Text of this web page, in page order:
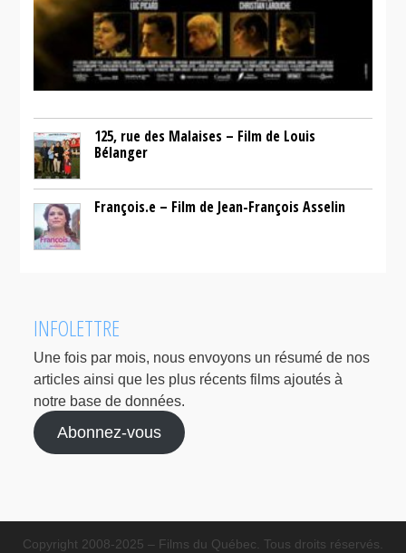
125, rue des Malaises – Film de Louis
Bélanger
François.e – Film de Jean-François Asselin
INFOLETTRE
Une fois par mois, nous envoyons un résumé de nos
articles ainsi que les plus récents films ajoutés à
notre base de données.
Abonnez-vous
Copyright 2008-2025 – Films du Québec. Tous droits réservés.